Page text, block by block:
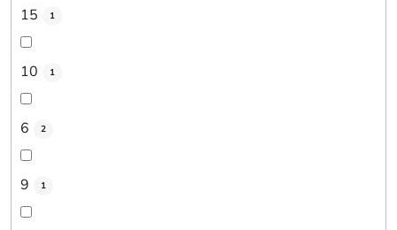
15 1
10 1
6 2
9 1